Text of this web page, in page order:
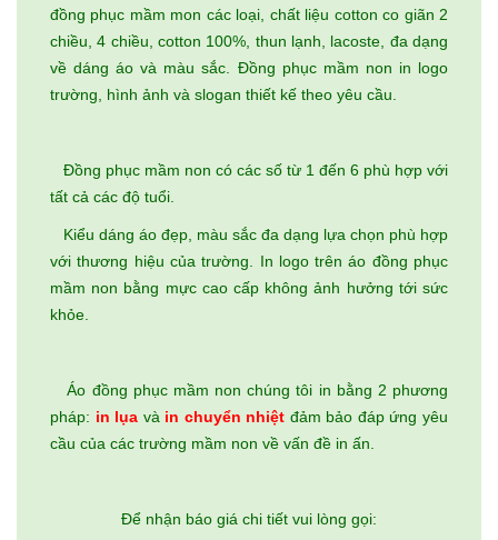
đồng phục mầm mon các loại, chất liệu cotton co giãn 2
chiều, 4 chiều, cotton 100%, thun lạnh, lacoste, đa dạng
về dáng áo và màu sắc. Đồng phục mầm non in logo
trường, hình ảnh và slogan thiết kế theo yêu cầu.
Đồng phục mầm non có các số từ 1 đến 6 phù hợp với
tất cả các độ tuổi.
Kiểu dáng áo đẹp, màu sắc đa dạng lựa chọn phù hợp
với thương hiệu của trường. In logo trên áo đồng phục
mầm non bằng mực cao cấp không ảnh hưởng tới sức
khỏe.
Áo đồng phục mầm non chúng tôi in bằng 2 phương
pháp: in lụa và in chuyển nhiệt đảm bảo đáp ứng yêu
cầu của các trường mầm non về vấn đề in ấn.
Để nhận báo giá chi tiết vui lòng gọi: